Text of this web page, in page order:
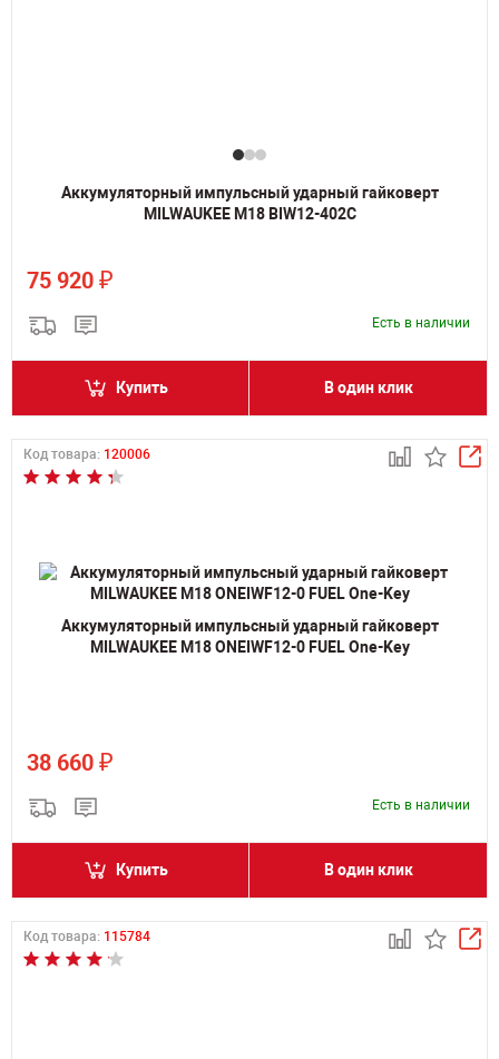
Аккумуляторный импульсный ударный гайковерт
MILWAUKEE M18 BIW12-402C
75 920 ₽
Есть в наличии
Купить В один клик
Код товара: 120006
Аккумуляторный импульсный ударный гайковерт
MILWAUKEE M18 ONEIWF12-0 FUEL One-Key
38 660 ₽
Есть в наличии
Купить В один клик
Код товара: 115784